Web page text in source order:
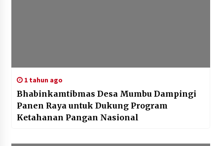
1 tahun ago
Bhabinkamtibmas Desa Mumbu Dampingi
Panen Raya untuk Dukung Program
Ketahanan Pangan Nasional